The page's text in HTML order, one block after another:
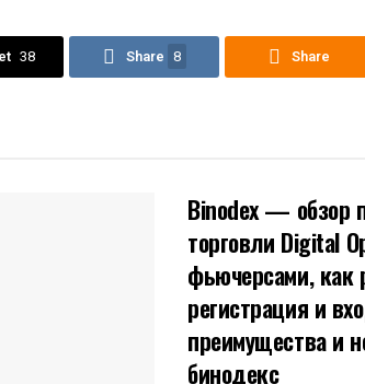
38 Share 8 Share
Binodex — обзор
торговли Digital
фьючерсами, как
регистрация и
преимущества и
бинодекс